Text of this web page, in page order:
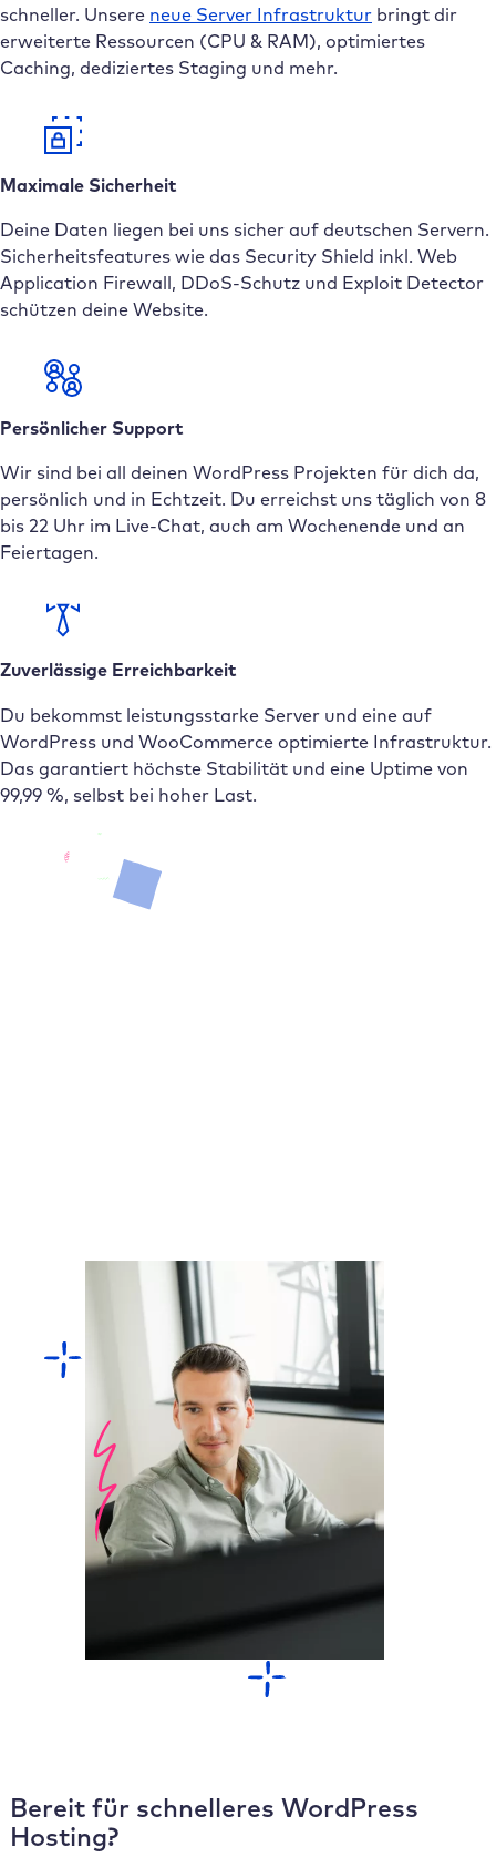
schneller. Unsere neue Server Infrastruktur bringt dir
erweiterte Ressourcen (CPU & RAM), optimiertes
Caching, dediziertes Staging und mehr.
Maximale Sicherheit
Deine Daten liegen bei uns sicher auf deutschen Servern.
Sicherheitsfeatures wie das Security Shield inkl. Web
Application Firewall, DDoS-Schutz und Exploit Detector
schützen deine Website.
Persönlicher Support
Wir sind bei all deinen WordPress Projekten für dich da,
persönlich und in Echtzeit. Du erreichst uns täglich von 8
bis 22 Uhr im Live-Chat, auch am Wochenende und an
Feiertagen.
Zuverlässige Erreichbarkeit
Du bekommst leistungsstarke Server und eine auf
WordPress und WooCommerce optimierte Infrastruktur.
Das garantiert höchste Stabilität und eine Uptime von
99,99 %, selbst bei hoher Last.
Bereit für schnelleres WordPress
Hosting?